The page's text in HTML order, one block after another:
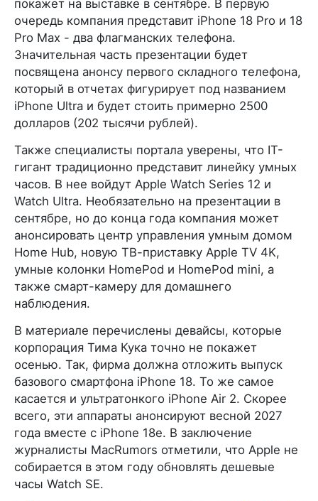
покажет на выставке в сентябре. В первую
очередь компания представит iPhone 18 Pro и 18
Pro Max - два флагманских телефона.
Значительная часть презентации будет
посвящена анонсу первого складного телефона,
который в отчетах фигурирует под названием
iPhone Ultra и будет стоить примерно 2500
долларов (202 тысячи рублей).
Также специалисты портала уверены, что IT-
гигант традиционно представит линейку умных
часов. В нее войдут Apple Watch Series 12 и
Watch Ultra. Необязательно на презентации в
сентябре, но до конца года компания может
анонсировать центр управления умным домом
Home Hub, новую ТВ-приставку Apple TV 4K,
умные колонки HomePod и HomePod mini, а
также смарт-камеру для домашнего
наблюдения.
В материале перечислены девайсы, которые
корпорация Тима Кука точно не покажет
осенью. Так, фирма должна отложить выпуск
базового смартфона iPhone 18. То же самое
касается и ультратонкого iPhone Air 2. Скорее
всего, эти аппараты анонсируют весной 2027
года вместе с iPhone 18e. В заключение
журналисты MacRumors отметили, что Apple не
собирается в этом году обновлять дешевые
часы Watch SE.